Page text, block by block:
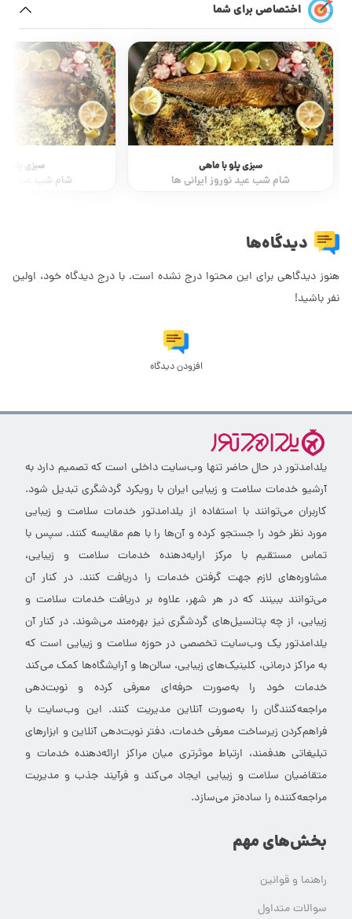
اختصاصی برای شما
سبزی پلو با ماهی
شام شب عید نوروز ایرانی ها
سبزی پلو
شام شب عید
دیدگاه‌ها
هنوز دیدگاهی برای این محتوا درج نشده است. با درج دیدگاه خود، اولین
نفر باشید!
افزودن دیدگاه
یلدامدتور در حال حاضر تنها وب‌سایت داخلی است که تصمیم دارد به
آرشیو خدمات سلامت و زیبایی ایران با رویکرد گردشگری تبدیل شود.
کاربران می‌توانند با استفاده از یلدامدتور خدمات سلامت و زیبایی
مورد نظر خود را جستجو کرده و آن‌ها را با هم مقایسه کنند. سپس با
تماس مستقیم با مرکز ارایه‌دهنده خدمات سلامت و زیبایی،
مشاوره‌های لازم جهت گرفتن خدمات را دریافت کنند. در کنار آن
می‌توانند ببینند که در هر شهر، علاوه بر دریافت خدمات سلامت و
زیبایی، از چه پتانسیل‌های گردشگری نیز بهره‌مند می‌شوند. در کنار آن
یلدامدتور یک وب‌سایت تخصصی در حوزه سلامت و زیبایی است که
به مراکز درمانی، کلینیک‌های زیبایی، سالن‌ها و آرایشگاه‌ها کمک می‌کند
خدمات خود را به‌صورت حرفه‌ای معرفی کرده و نوبت‌دهی
مراجعه‌کنندگان را به‌صورت آنلاین مدیریت کنند. این وب‌سایت با
فراهم‌کردن زیرساخت معرفی خدمات، دفتر نوبت‌دهی آنلاین و ابزارهای
تبلیغاتی هدفمند، ارتباط موثرتری میان مراکز ارائه‌دهنده خدمات و
متقاضیان سلامت و زیبایی ایجاد می‌کند و فرآیند جذب و مدیریت
مراجعه‌کننده را ساده‌تر می‌سازد.
بخش‌های مهم
راهنما و قوانین
سوالات متداول